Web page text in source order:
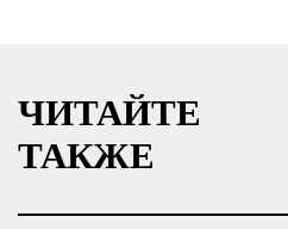
ЧИТАЙТЕ
ТАКЖЕ